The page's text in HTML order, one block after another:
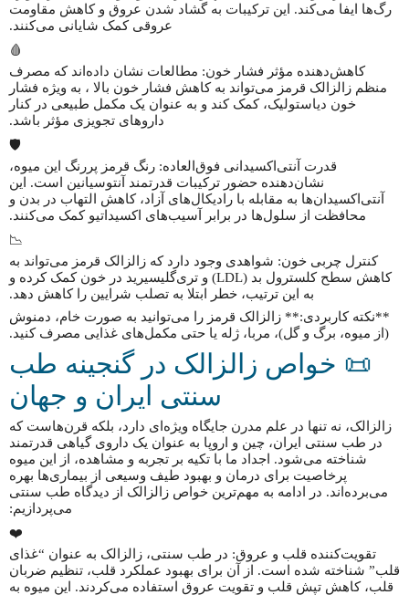
رگ‌ها ایفا می‌کند. این ترکیبات به گشاد شدن عروق و کاهش مقاومت
عروقی کمک شایانی می‌کنند.
🩸
کاهش‌دهنده مؤثر فشار خون: مطالعات نشان داده‌اند که مصرف
منظم زالزالک قرمز می‌تواند به کاهش فشار خون بالا ، به ویژه فشار
خون دیاستولیک، کمک کند و به عنوان یک مکمل طبیعی در کنار
داروهای تجویزی مؤثر باشد.
🛡️
قدرت آنتی‌اکسیدانی فوق‌العاده: رنگ قرمز پررنگ این میوه،
نشان‌دهنده حضور ترکیبات قدرتمند آنتوسیانین است. این
آنتی‌اکسیدان‌ها به مقابله با رادیکال‌های آزاد، کاهش التهاب در بدن و
محافظت از سلول‌ها در برابر آسیب‌های اکسیداتیو کمک می‌کنند.
📉
کنترل چربی خون: شواهدی وجود دارد که زالزالک قرمز می‌تواند به
کاهش سطح کلسترول بد (LDL) و تری‌گلیسیرید در خون کمک کرده و
به این ترتیب، خطر ابتلا به تصلب شرایین را کاهش دهد.
**نکته کاربردی:** زالزالک قرمز را می‌توانید به صورت خام، دمنوش
(از میوه، برگ و گل)، مربا، ژله یا حتی مکمل‌های غذایی مصرف کنید.
📜 خواص زالزالک در گنجینه طب
سنتی ایران و جهان
زالزالک، نه تنها در علم مدرن جایگاه ویژه‌ای دارد، بلکه قرن‌هاست که
در طب سنتی ایران، چین و اروپا به عنوان یک داروی گیاهی قدرتمند
شناخته می‌شود. اجداد ما با تکیه بر تجربه و مشاهده، از این میوه
پرخاصیت برای درمان و بهبود طیف وسیعی از بیماری‌ها بهره
می‌برده‌اند. در ادامه به مهم‌ترین خواص زالزالک از دیدگاه طب سنتی
می‌پردازیم:
❤️
تقویت‌کننده قلب و عروق: در طب سنتی، زالزالک به عنوان “غذای
قلب” شناخته شده است. از آن برای بهبود عملکرد قلب، تنظیم ضربان
قلب، کاهش تپش قلب و تقویت عروق استفاده می‌کردند. این میوه به